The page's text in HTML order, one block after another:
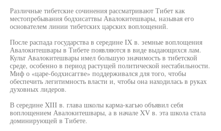
Различные тибетские сочинения рассматривают Тибет как
местопребывания бодхисаттвы Авалокитешвары, называя его
основателем линии тибетских царских воплощений.
После распада государства в середине IX в. земные воплощения
Авалокитешвары в Тибете появляются в виде выдающихся лам.
Культ Авалокитешвары имел большую значимость в тибетской
среде, особенно в период растущей политической нестабильности.
Миф о «царе-бодхисаггве» поддерживался для того, чтобы
обеспечить легитимность власти и, чтобы она находилась в руках
духовных лидеров.
В середине XIII в. глава школы карма-кагью объявил себя
воплощением Авалокитешвары, а в начале XV в. эта школа стала
доминирующей в Тибете.